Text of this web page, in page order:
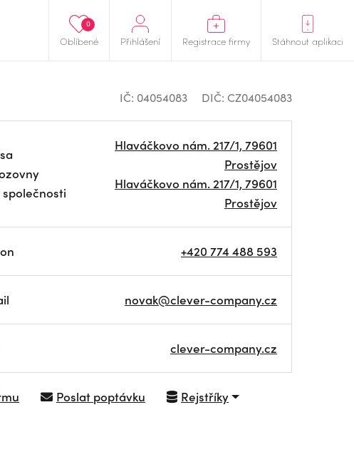
Oblíbené
0
Přihlášení Registrace firmy Stáhnout aplikaci
IČ: 04054083 DIČ: CZ04054083
společnosti
Hlaváčkovo nám. 217/1, 79601
Prostějov
Hlaváčkovo nám. 217/1, 79601
Prostějov
+420 774 488 593
novak@clever-company.cz
clever-company.cz
Poslat poptávku Rejstříky